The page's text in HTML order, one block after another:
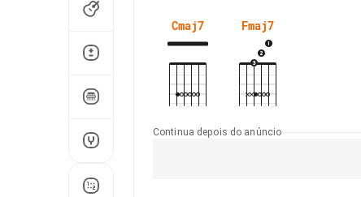
Cmaj7 Fmaj7
Continua depois do anúncio